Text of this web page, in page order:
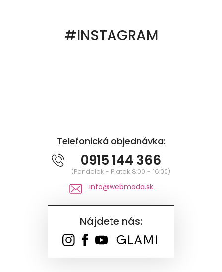
#INSTAGRAM
Telefonická objednávka:
0915 144 366
(Pondelok - Piatok 8:00 - 16:00)
info@webmoda.sk
Nájdete nás: